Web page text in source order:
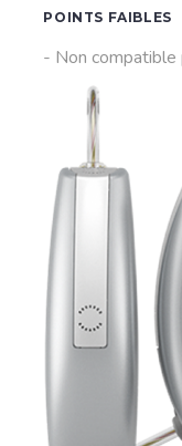
POINTS FAIBLES
- Non compatible